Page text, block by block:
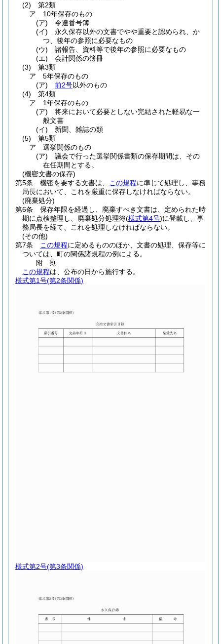
(2)
第2類
ア
10年保存のもの
(ア)
令達番号簿
(イ)
永久保存以外の文書でやや重要と認められ、か
つ、後年の参照に必要なもの
(ウ)
諸報告、資料等で後年の参照に必要なもの
(エ)
会計関係の簿冊
(3)
第3類
ア
5年保存のもの
(ア)
前2号以外のもの
(4)
第4類
ア
1年保存のもの
(ア)
将来において必要としない完結された軽易な一
般文書
(イ)
新聞、雑誌の類
(5)
第5類
ア
選挙関係のもの
(ア)
議会で行った選挙関係書類の保存期間は、その
在任期間とする。
(機密文書の保存)
第5条
機密を要する文書は、 この規程に準じて処理し、事務
局長において、これを厳重に保存しなければならない。
(廃棄処分)
第6条
保存年限を経過し、廃棄すべき文書は、定められた時
期に点検整理し、廃棄処分処理簿(様式第4号)に登載し、事
務局長を経て、これを処理しなければならない。
(その他)
第7条
この規程に定めるもののほか、文書の処理、保存等に
ついては、町の関係諸規程の例による。
附 則
この規程は、公布の日から施行する。
様式第1号(第2条関係)
様式第2号(第3条関係)